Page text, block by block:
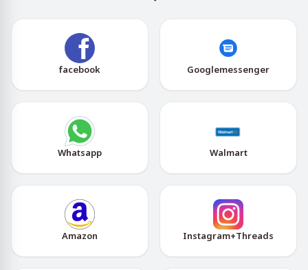
facebook Googlemessenger
Whatsapp Walmart
Amazon Instagram+Threads